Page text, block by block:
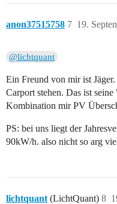
anon37515758 19.
7
@lichtquant
Ein Freund von mir ist
Carport stehen. Das ist
Kombination mir PV
PS: bei uns liegt der
90kW/h. also nicht so arg
lichtquant (LichtQuant) 8